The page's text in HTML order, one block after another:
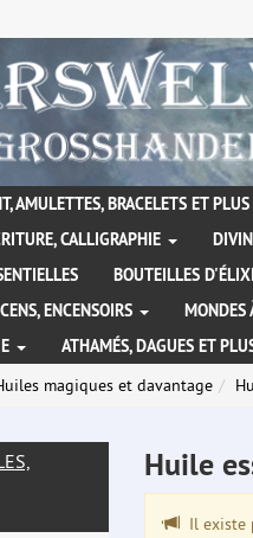
AMULETTES, BRACELETS ET PLUS
CALLIGRAPHIE
BOUTEILLES
ENCENSOIRS
MONDES
ATHAMÉS, DAGUES ET
magiques et davantage
Huile
Il existe